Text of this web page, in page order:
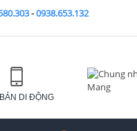
hoặc voice-over
âm thanh ở độ phân giải
thanh phía trước và hạn chế
-0938.653.132
DI ĐỘNG